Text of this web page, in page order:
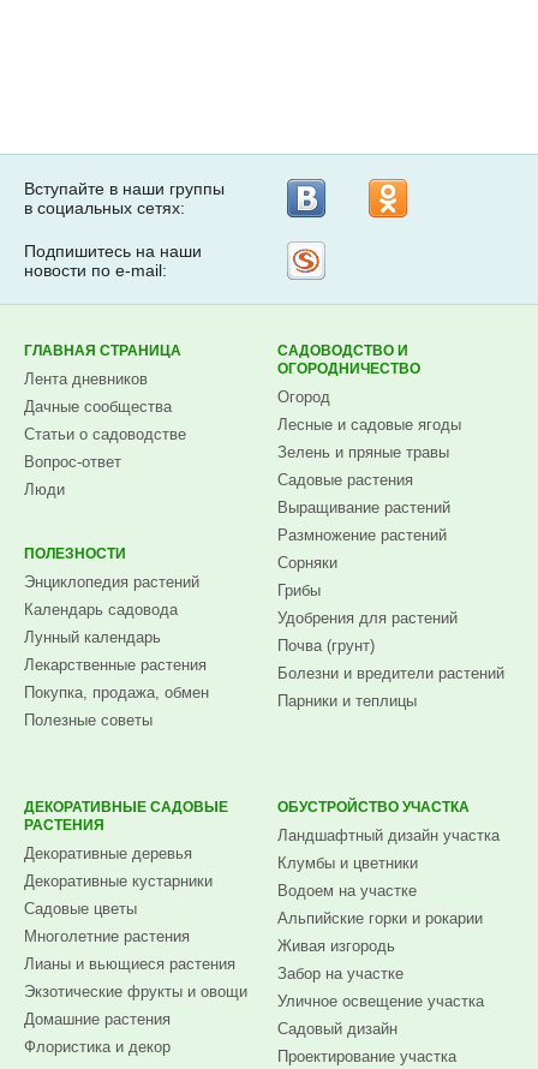
Вступайте в наши группы
в социальных сетях:
Подпишитесь на наши
новости по e-mail:
ГЛАВНАЯ СТРАНИЦА
Лента дневников
Дачные сообщества
Статьи о садоводстве
Вопрос-ответ
Люди
ПОЛЕЗНОСТИ
Энциклопедия растений
Календарь садовода
Лунный календарь
Лекарственные растения
Покупка, продажа, обмен
Полезные советы
САДОВОДСТВО И
ОГОРОДНИЧЕСТВО
Огород
Лесные и садовые ягоды
Зелень и пряные травы
Садовые растения
Выращивание растений
Размножение растений
Сорняки
Грибы
Удобрения для растений
Почва (грунт)
Болезни и вредители растений
Парники и теплицы
ДЕКОРАТИВНЫЕ САДОВЫЕ
РАСТЕНИЯ
Декоративные деревья
Декоративные кустарники
Садовые цветы
Многолетние растения
Лианы и вьющиеся растения
Экзотические фрукты и овощи
Домашние растения
Флористика и декор
ОБУСТРОЙСТВО УЧАСТКА
Ландшафтный дизайн участка
Клумбы и цветники
Водоем на участке
Альпийские горки и рокарии
Живая изгородь
Забор на участке
Уличное освещение участка
Садовый дизайн
Проектирование участка